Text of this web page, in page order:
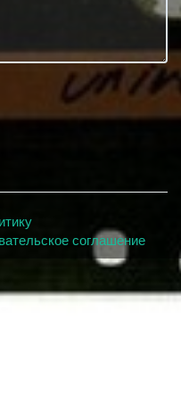
соглашение